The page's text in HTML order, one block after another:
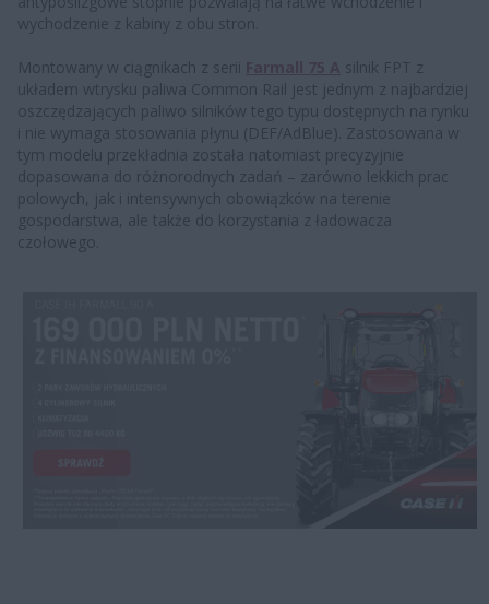
wychodzenie z kabiny z obu stron.
Montowany w ciągnikach z serii
silnik FPT z
układem wtrysku paliwa Common Rail jest jednym z najbardziej
oszczędzających paliwo silników tego typu dostępnych na rynku
i nie wymaga stosowania płynu (DEF/AdBlue). Zastosowana w
tym modelu przekładnia została natomiast precyzyjnie
dopasowana do różnorodnych zadań – zarówno lekkich prac
polowych, jak i intensywnych obowiązków na terenie
gospodarstwa, ale także do korzystania z ładowacza
czołowego.